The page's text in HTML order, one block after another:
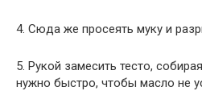
4. Сюда же просеять муку и
5. Рукой замесить тесто,
нужно быстро, чтобы масло не